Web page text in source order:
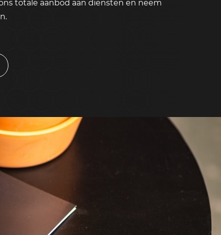
totale aanbod aan diensten en neem